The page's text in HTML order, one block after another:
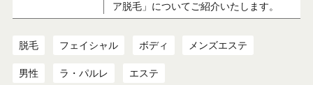
ア脱毛」についてご紹介いたします。
脱毛 フェイシャル ボディ メンズエステ
男性 ラ・パルレ エステ